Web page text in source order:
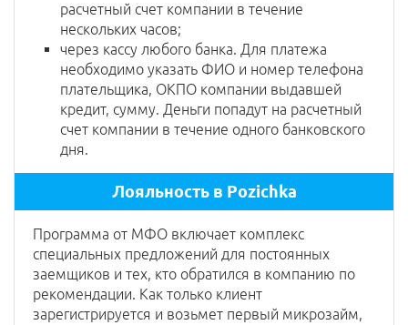
расчетный счет компании в течение
нескольких часов;
через кассу любого банка. Для платежа
необходимо указать ФИО и номер телефона
плательщика, ОКПО компании выдавшей
кредит, сумму. Деньги попадут на расчетный
счет компании в течение одного банковского
дня.
Лояльность в Pozichka
Программа от МФО включает комплекс
специальных предложений для постоянных
заемщиков и тех, кто обратился в компанию по
рекомендации. Как только клиент
зарегистрируется и возьмет первый микрозайм,